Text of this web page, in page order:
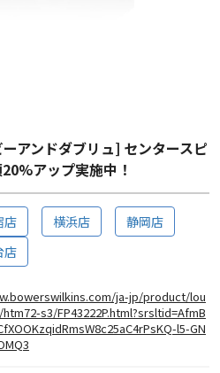
アンドダブリュ] センタースピ
アップ実施中！
店 横浜店
静岡店
店
ja-jp/product/lou
s3/FP43222P.html?srsltid=AfmB
l5-GN